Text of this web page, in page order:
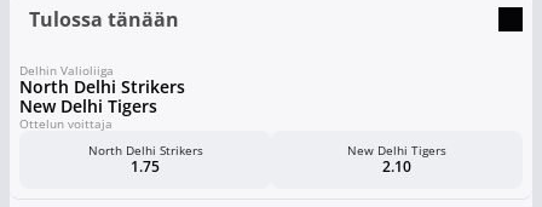
Tulossa tänään
Delhin Valioliiga
North Delhi Strikers
New Delhi Tigers
Ottelun voittaja
North Delhi Strikers
1.75
New Delhi Tigers
2.10